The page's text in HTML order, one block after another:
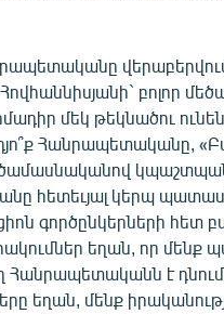
բոլոր
մեկ թեկնածու
Հանրապետականը,
հետեւյալ կերպ
գործընկերների հետ
եղան, որ մենք
Հանրապետականն է դնում,
եղան, մենք